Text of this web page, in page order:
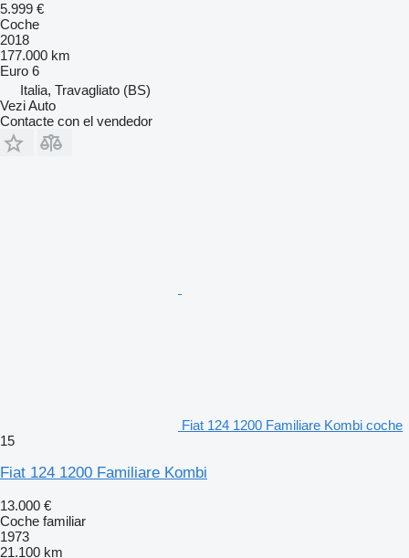
5.999 €
Coche
2018
177.000 km
Euro 6
Italia, Travagliato (BS)
Vezi Auto
Contacte con el vendedor
Fiat 124 1200 Familiare Kombi coche
15
Fiat 124 1200 Familiare Kombi
13.000 €
Coche familiar
1973
21.100 km